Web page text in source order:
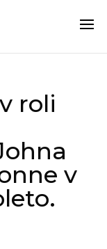
roli
v